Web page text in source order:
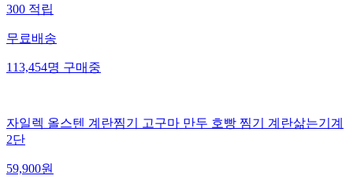
300 적립
무료배송
113,454명 구매중
자일렉 올스텐 계란찜기 고구마 만두 호빵 찜기 계란삶는기계
2단
59,900원